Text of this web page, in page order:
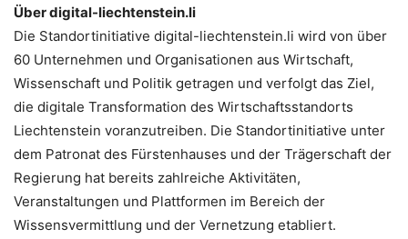
Über digital-liechtenstein.li
Die Standortinitiative digital-liechtenstein.li wird von über
60 Unternehmen und Organisationen aus Wirtschaft,
Wissenschaft und Politik getragen und verfolgt das Ziel,
die digitale Transformation des Wirtschaftsstandorts
Liechtenstein voranzutreiben. Die Standortinitiative unter
dem Patronat des Fürstenhauses und der Trägerschaft der
Regierung hat bereits zahlreiche Aktivitäten,
Veranstaltungen und Plattformen im Bereich der
Wissensvermittlung und der Vernetzung etabliert.